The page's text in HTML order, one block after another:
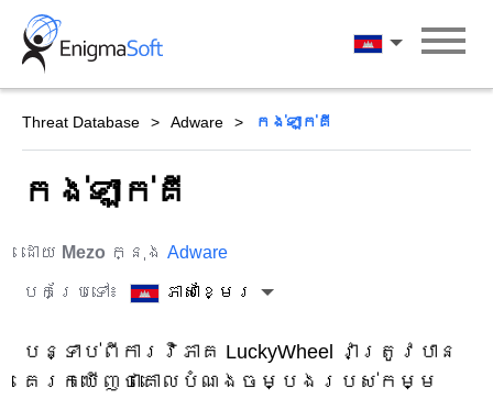
Skip
content
ភាសាខ្មែរ
Threat Database Adware កង់ឡាក់គី
កង់ឡាក់គី
ដោយ Mezo ក្នុង Adware
បកប្រែទៅ៖ ភាសាខ្មែរ
បន្ទាប់ពីការវិភាគ LuckyWheel វាត្រូវបាន
គេរកឃើញថាគោលបំណងចម្បងរបស់កម្ម